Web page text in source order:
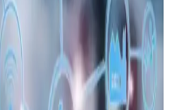
gizlilik ekranı, yan açılardan
düşürerek içeriklerin gizliliğini
açısı kısıtlamaları kullanıcılar
ve iPhone Güvenliğinde
Hakkında Gerçekler